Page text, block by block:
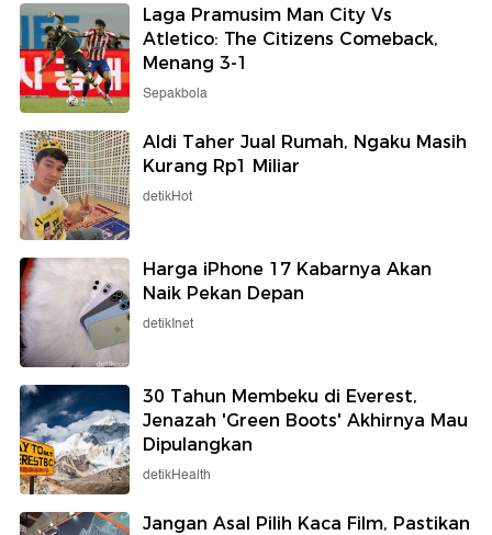
Laga Pramusim Man City Vs
Atletico: The Citizens Comeback,
Menang 3-1
Sepakbola
Aldi Taher Jual Rumah, Ngaku Masih
Kurang Rp1 Miliar
detikHot
Harga iPhone 17 Kabarnya Akan
Naik Pekan Depan
detikInet
30 Tahun Membeku di Everest,
Jenazah 'Green Boots' Akhirnya Mau
Dipulangkan
detikHealth
Jangan Asal Pilih Kaca Film, Pastikan